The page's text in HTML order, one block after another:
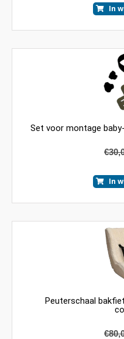
In
Set voor montage
€
In
Peuterschaal
€